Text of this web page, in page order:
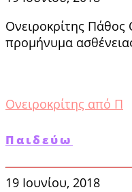
Ονειροκρίτης Πάθος
προμήνυμα
Ονειροκρίτης από Π
Παιδεύω
19 Ιουνίου, 2018